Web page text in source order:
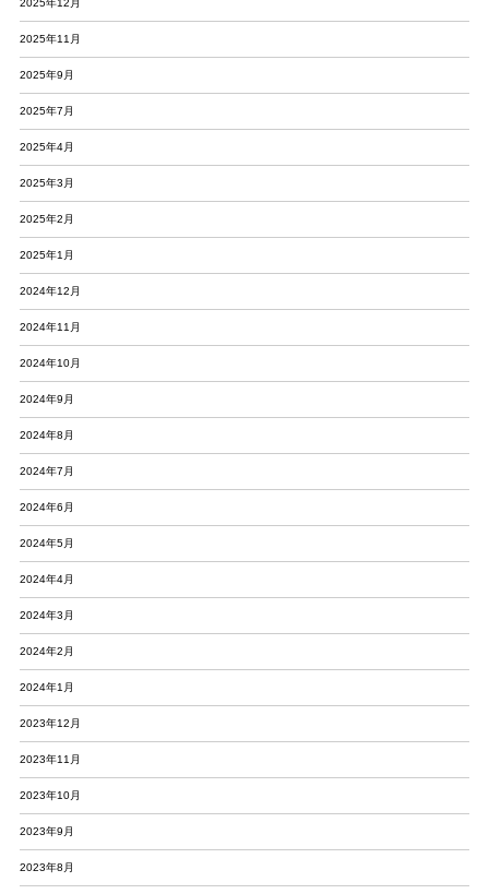
2025年12月
2025年11月
2025年9月
2025年7月
2025年4月
2025年3月
2025年2月
2025年1月
2024年12月
2024年11月
2024年10月
2024年9月
2024年8月
2024年7月
2024年6月
2024年5月
2024年4月
2024年3月
2024年2月
2024年1月
2023年12月
2023年11月
2023年10月
2023年9月
2023年8月